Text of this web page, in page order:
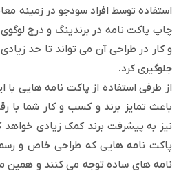
استفاده توسط افراد سودجو در زمینه
چاپ پاکت نامه در برندینگ و درج
و کار در طراحی آن می تواند تا حد
جلوگیری کرد.
از طرفی استفاده از پاکت نامه هایی
باعث تمایز برند و کسب و کار شما با
نیز به پیشرفت برند کمک زیادی خواهد
پاکت نامه هایی که طراحی خاص و
نامه های ساده توجه می کنند و همین